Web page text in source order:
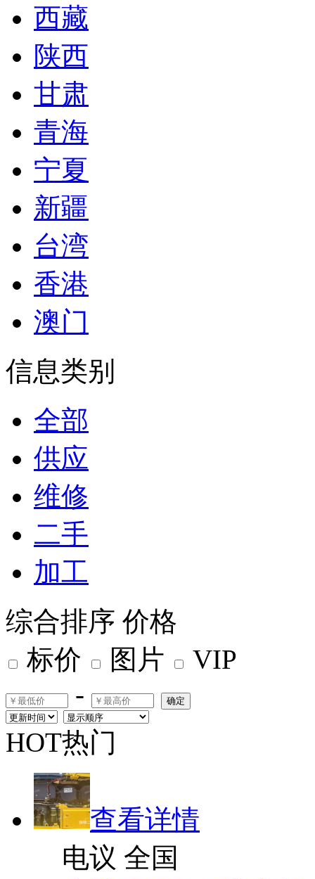
西藏
陕西
甘肃
青海
宁夏
新疆
台湾
香港
澳门
信息类别
全部
供应
维修
二手
加工
综合排序 价格
标价
图片
VIP
-
确定
HOT热门
查看详情
电议 全国